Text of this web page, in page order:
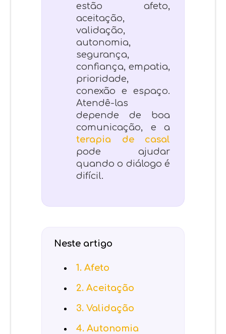
estão afeto,
aceitação,
validação,
autonomia,
segurança,
confiança, empatia,
prioridade,
conexão e espaço.
Atendê-las
depende de boa
comunicação, e a
terapia de casal
pode ajudar
quando o diálogo é
difícil.
Neste artigo
1. Afeto
2. Aceitação
3. Validação
4. Autonomia